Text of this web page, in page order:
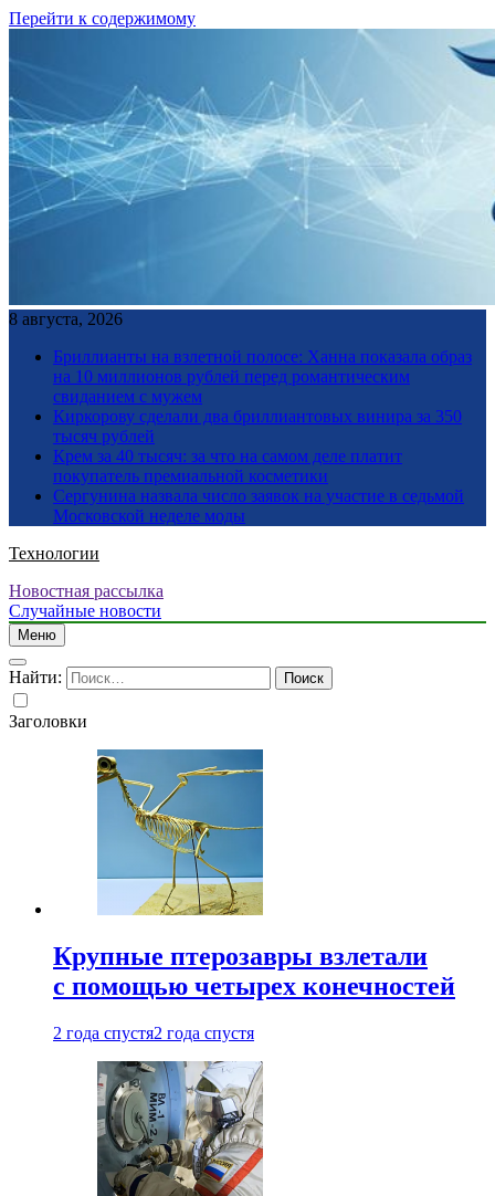
Перейти к содержимому
8 августа, 2026
Бриллианты на взлетной полосе: Ханна показала образ
на 10 миллионов рублей перед романтическим
свиданием с мужем
Киркорову сделали два бриллиантовых винира за 350
тысяч рублей
Крем за 40 тысяч: за что на самом деле платит
покупатель премиальной косметики
Сергунина назвала число заявок на участие в седьмой
Московской неделе моды
Технологии
Новостная рассылка
Случайные новости
Меню
Найти:
Заголовки
Крупные птерозавры взлетали
с помощью четырех конечностей
2 года спустя2 года спустя